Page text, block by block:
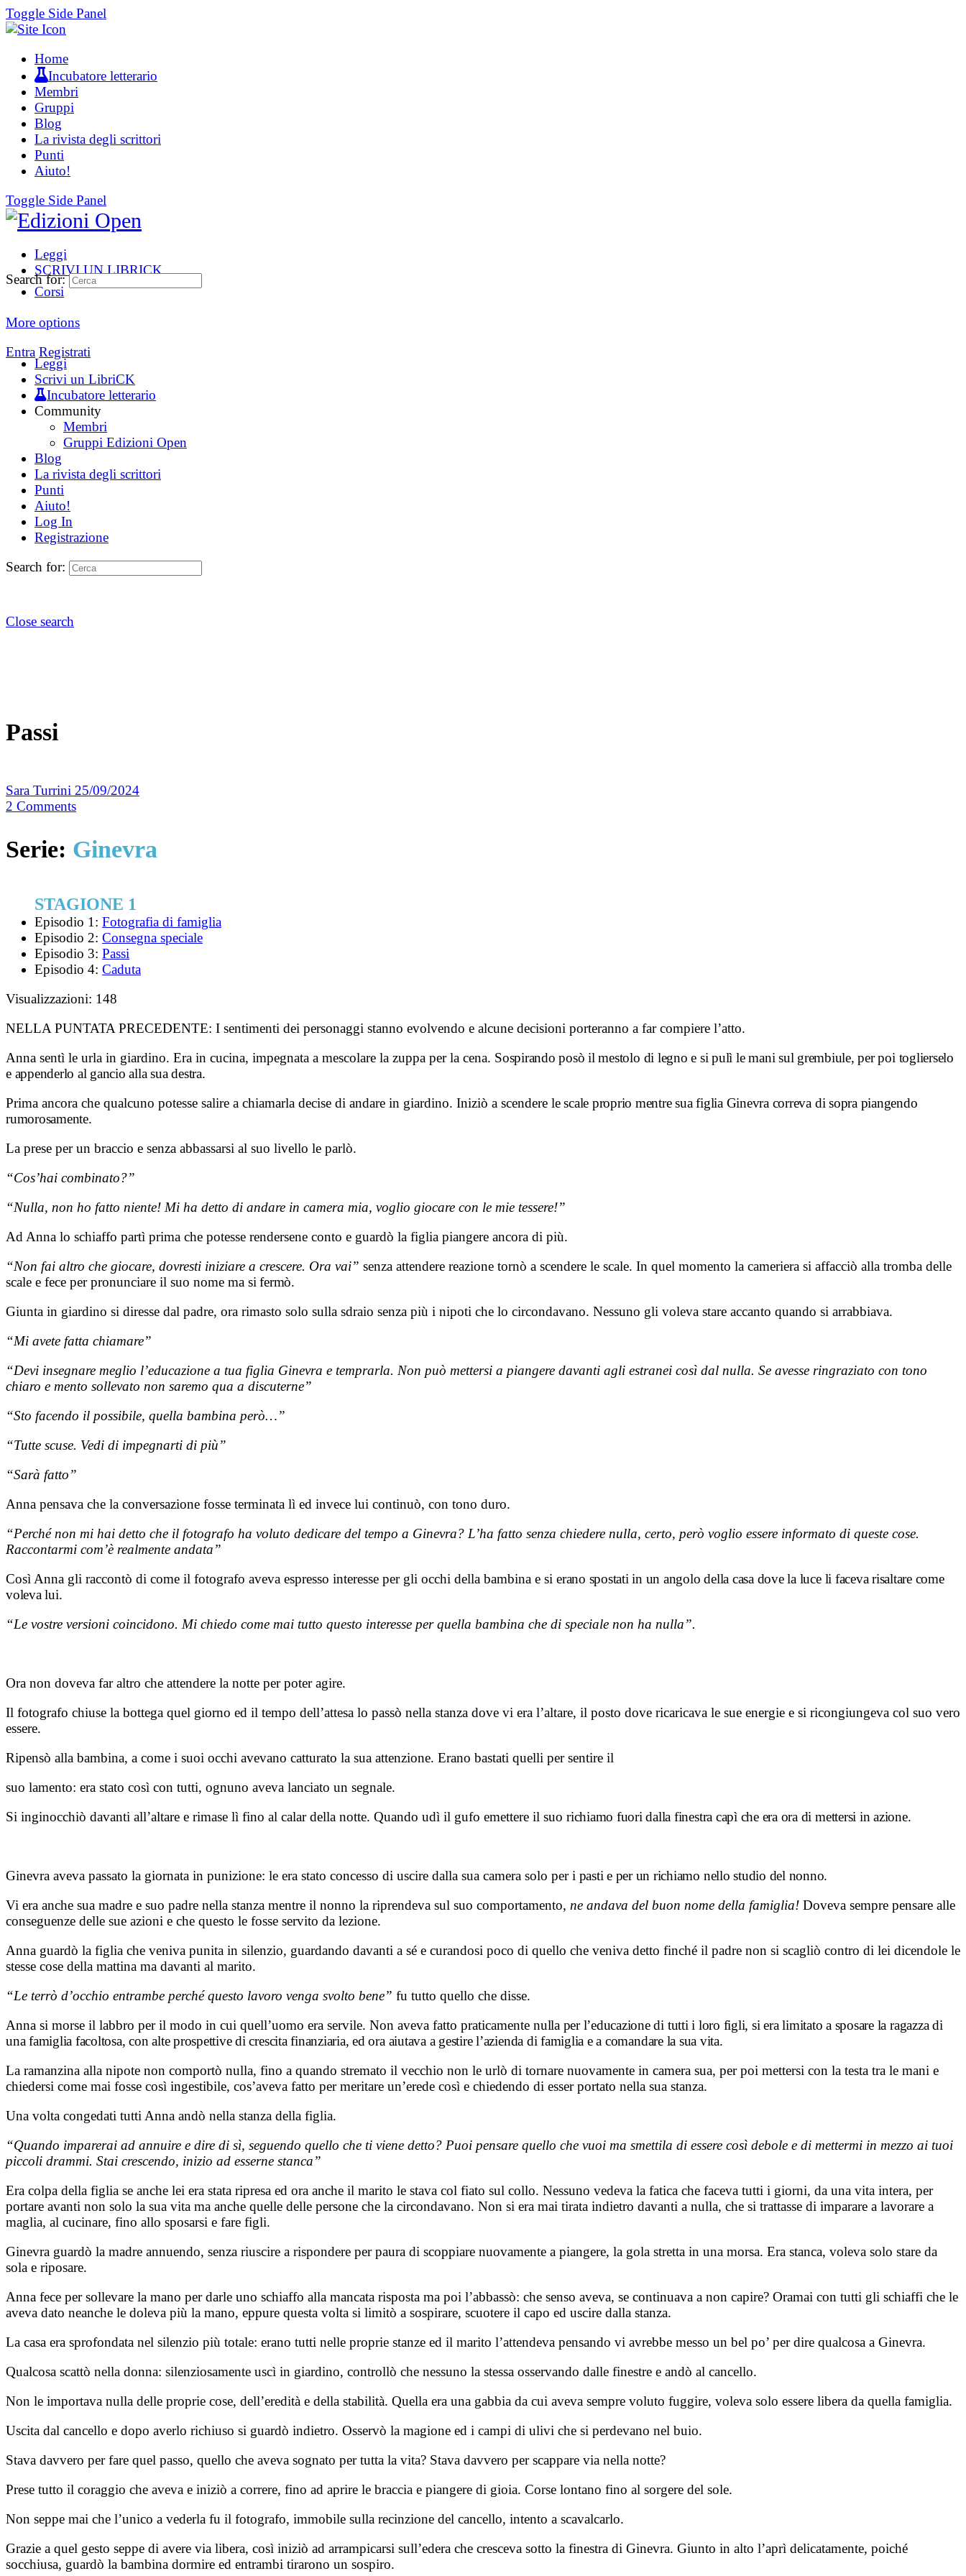
Toggle Side Panel
Home
Incubatore letterario
Membri
Gruppi
Blog
La rivista degli scrittori
Punti
Aiuto!
Toggle Side Panel
Leggi
SCRIVI UN LIBRICK
Corsi
More options
Entra Registrati
Search for:
Leggi
Scrivi un LibriCK
Incubatore letterario
Community
Membri
Gruppi Edizioni Open
Blog
La rivista degli scrittori
Punti
Aiuto!
Log In
Registrazione
Search for:
Close search
Passi
Sara Turrini 25/09/2024
2 Comments
Serie: Ginevra
STAGIONE 1
Episodio 1: Fotografia di famiglia
Episodio 2: Consegna speciale
Episodio 3: Passi
Episodio 4: Caduta
Visualizzazioni: 148
NELLA PUNTATA PRECEDENTE: I sentimenti dei personaggi stanno evolvendo e alcune decisioni porteranno a far compiere l’atto.
Anna sentì le urla in giardino. Era in cucina, impegnata a mescolare la zuppa per la cena. Sospirando posò il mestolo di legno e si pulì le mani sul grembiule, per poi toglierselo
e appenderlo al gancio alla sua destra.
Prima ancora che qualcuno potesse salire a chiamarla decise di andare in giardino. Iniziò a scendere le scale proprio mentre sua figlia Ginevra correva di sopra piangendo
rumorosamente.
La prese per un braccio e senza abbassarsi al suo livello le parlò.
“Cos’hai combinato?”
“Nulla, non ho fatto niente! Mi ha detto di andare in camera mia, voglio giocare con le mie tessere!”
Ad Anna lo schiaffo partì prima che potesse rendersene conto e guardò la figlia piangere ancora di più.
“Non fai altro che giocare, dovresti iniziare a crescere. Ora vai” senza attendere reazione tornò a scendere le scale. In quel momento la cameriera si affacciò alla tromba delle
scale e fece per pronunciare il suo nome ma si fermò.
Giunta in giardino si diresse dal padre, ora rimasto solo sulla sdraio senza più i nipoti che lo circondavano. Nessuno gli voleva stare accanto quando si arrabbiava.
“Mi avete fatta chiamare”
“Devi insegnare meglio l’educazione a tua figlia Ginevra e temprarla. Non può mettersi a piangere davanti agli estranei così dal nulla. Se avesse ringraziato con tono
chiaro e mento sollevato non saremo qua a discuterne”
“Sto facendo il possibile, quella bambina però…”
“Tutte scuse. Vedi di impegnarti di più”
“Sarà fatto”
Anna pensava che la conversazione fosse terminata lì ed invece lui continuò, con tono duro.
“Perché non mi hai detto che il fotografo ha voluto dedicare del tempo a Ginevra? L’ha fatto senza chiedere nulla, certo, però voglio essere informato di queste cose.
Raccontarmi com’è realmente andata”
Così Anna gli raccontò di come il fotografo aveva espresso interesse per gli occhi della bambina e si erano spostati in un angolo della casa dove la luce li faceva risaltare come
voleva lui.
“Le vostre versioni coincidono. Mi chiedo come mai tutto questo interesse per quella bambina che di speciale non ha nulla”.
Ora non doveva far altro che attendere la notte per poter agire.
Il fotografo chiuse la bottega quel giorno ed il tempo dell’attesa lo passò nella stanza dove vi era l’altare, il posto dove ricaricava le sue energie e si ricongiungeva col suo vero
essere.
Ripensò alla bambina, a come i suoi occhi avevano catturato la sua attenzione. Erano bastati quelli per sentire il
suo lamento: era stato così con tutti, ognuno aveva lanciato un segnale.
Si inginocchiò davanti all’altare e rimase lì fino al calar della notte. Quando udì il gufo emettere il suo richiamo fuori dalla finestra capì che era ora di mettersi in azione.
Ginevra aveva passato la giornata in punizione: le era stato concesso di uscire dalla sua camera solo peri pasti e per un richiamo nello studio del nonno.
Vi era anche sua madre e suo padre nella stanza mentre il nonno la riprendeva sul suo comportamento, ne andava del buon nome della famiglia! Doveva sempre pensare alle
conseguenze delle sue azioni e che questo le fosse servito da lezione.
Anna guardò la figlia che veniva punita in silenzio, guardando davanti a sé e curandosi poco di quello che veniva detto finché il padre non si scagliò contro di lei dicendole le
stesse cose della mattina ma davanti al marito.
“Le terrò d’occhio entrambe perché questo lavoro venga svolto bene” fu tutto quello che disse.
Anna si morse il labbro per il modo in cui quell’uomo era servile. Non aveva fatto praticamente nulla per l’educazione di tutti i loro figli, si era limitato a sposare la ragazza di
una famiglia facoltosa, con alte prospettive di crescita finanziaria, ed ora aiutava a gestire l’azienda di famiglia e a comandare la sua vita.
La ramanzina alla nipote non comportò nulla, fino a quando stremato il vecchio non le urlò di tornare nuovamente in camera sua, per poi mettersi con la testa tra le mani e
chiedersi come mai fosse così ingestibile, cos’aveva fatto per meritare un’erede così e chiedendo di esser portato nella sua stanza.
Una volta congedati tutti Anna andò nella stanza della figlia.
“Quando imparerai ad annuire e dire di sì, seguendo quello che ti viene detto? Puoi pensare quello che vuoi ma smettila di essere così debole e di mettermi in mezzo ai tuoi
piccoli drammi. Stai crescendo, inizio ad esserne stanca”
Era colpa della figlia se anche lei era stata ripresa ed ora anche il marito le stava col fiato sul collo. Nessuno vedeva la fatica che faceva tutti i giorni, da una vita intera, per
portare avanti non solo la sua vita ma anche quelle delle persone che la circondavano. Non si era mai tirata indietro davanti a nulla, che si trattasse di imparare a lavorare a
maglia, al cucinare, fino allo sposarsi e fare figli.
Ginevra guardò la madre annuendo, senza riuscire a rispondere per paura di scoppiare nuovamente a piangere, la gola stretta in una morsa. Era stanca, voleva solo stare da
sola e riposare.
Anna fece per sollevare la mano per darle uno schiaffo alla mancata risposta ma poi l’abbassò: che senso aveva, se continuava a non capire? Oramai con tutti gli schiaffi che le
aveva dato neanche le doleva più la mano, eppure questa volta si limitò a sospirare, scuotere il capo ed uscire dalla stanza.
La casa era sprofondata nel silenzio più totale: erano tutti nelle proprie stanze ed il marito l’attendeva pensando vi avrebbe messo un bel po’ per dire qualcosa a Ginevra.
Qualcosa scattò nella donna: silenziosamente uscì in giardino, controllò che nessuno la stessa osservando dalle finestre e andò al cancello.
Non le importava nulla delle proprie cose, dell’eredità e della stabilità. Quella era una gabbia da cui aveva sempre voluto fuggire, voleva solo essere libera da quella famiglia.
Uscita dal cancello e dopo averlo richiuso si guardò indietro. Osservò la magione ed i campi di ulivi che si perdevano nel buio.
Stava davvero per fare quel passo, quello che aveva sognato per tutta la vita? Stava davvero per scappare via nella notte?
Prese tutto il coraggio che aveva e iniziò a correre, fino ad aprire le braccia e piangere di gioia. Corse lontano fino al sorgere del sole.
Non seppe mai che l’unico a vederla fu il fotografo, immobile sulla recinzione del cancello, intento a scavalcarlo.
Grazie a quel gesto seppe di avere via libera, così iniziò ad arrampicarsi sull’edera che cresceva sotto la finestra di Ginevra. Giunto in alto l’aprì delicatamente, poiché
socchiusa, guardò la bambina dormire ed entrambi tirarono un sospiro.